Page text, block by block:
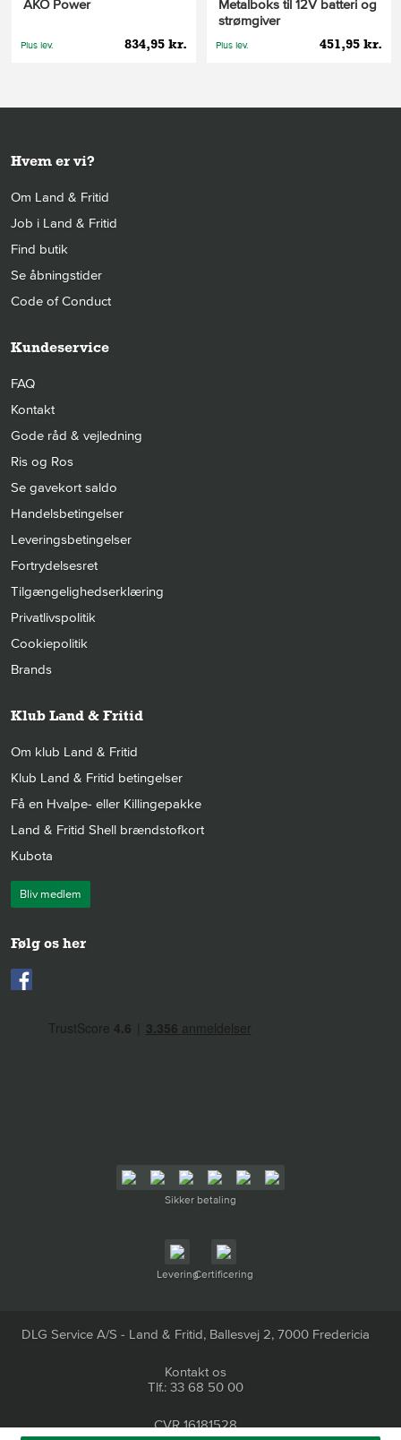
AKO Power
834,95 kr.
Plus lev.
Metalboks til 12V batteri og
strømgiver
451,95 kr.
Plus lev.
Hvem er vi?
Om Land & Fritid
Job i Land & Fritid
Find butik
Se åbningstider
Code of Conduct
Kundeservice
FAQ
Kontakt
Gode råd & vejledning
Ris og Ros
Se gavekort saldo
Handelsbetingelser
Leveringsbetingelser
Fortrydelsesret
Tilgængelighedserklæring
Privatlivspolitik
Cookiepolitik
Brands
Klub Land & Fritid
Om klub Land & Fritid
Klub Land & Fritid betingelser
Få en Hvalpe- eller Killingepakke
Land & Fritid Shell brændstofkort
Kubota
Bliv medlem
Følg os her
Sikker betaling
LeveringCertificering
DLG Service A/S - Land & Fritid, Ballesvej 2, 7000 Fredericia
Kontakt os
Tlf.: 33 68 50 00
CVR 16181528